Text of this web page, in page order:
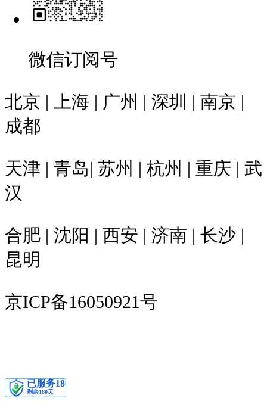
微信订阅号
北京 | 上海 | 广州 | 深圳 | 南京 |
成都
天津 | 青岛| 苏州 | 杭州 | 重庆 | 武
汉
合肥 | 沈阳 | 西安 | 济南 | 长沙 |
昆明
京ICP备16050921号